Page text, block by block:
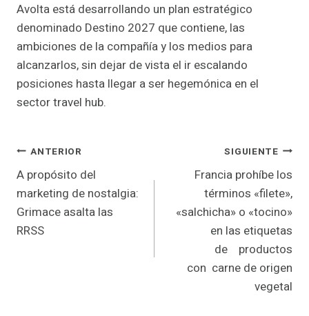
Avolta está desarrollando un plan estratégico
denominado Destino 2027 que contiene, las
ambiciones de la compañía y los medios para
alcanzarlos, sin dejar de vista el ir escalando
posiciones hasta llegar a ser hegemónica en el
sector travel hub.
Navegación
de
entradas
ANTERIOR
A propósito del
marketing de nostalgia:
Grimace asalta las
RRSS
SIGUIENTE
Francia prohíbe los
términos «filete»,
«salchicha» o «tocino»
en las etiquetas
de productos
con carne de origen
vegetal